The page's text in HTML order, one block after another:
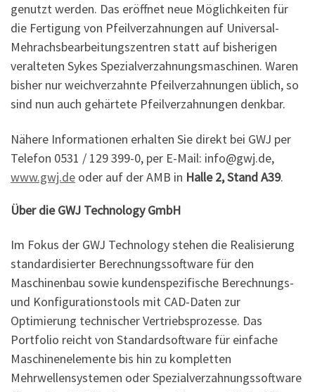
genutzt werden. Das eröffnet neue Möglichkeiten für
die Fertigung von Pfeilverzahnungen auf Universal-
Mehrachsbearbeitungszentren statt auf bisherigen
veralteten Sykes Spezialverzahnungsmaschinen. Waren
bisher nur weichverzahnte Pfeilverzahnungen üblich, so
sind nun auch gehärtete Pfeilverzahnungen denkbar.
Nähere Informationen erhalten Sie direkt bei GWJ per
Telefon 0531 / 129 399-0, per E-Mail: info@gwj.de,
www.gwj.de oder auf der AMB in Halle 2, Stand A39.
Über die GWJ Technology GmbH
Im Fokus der GWJ Technology stehen die Realisierung
standardisierter Berechnungssoftware für den
Maschinenbau sowie kundenspezifische Berechnungs-
und Konfigurationstools mit CAD-Daten zur
Optimierung technischer Vertriebsprozesse. Das
Portfolio reicht von Standardsoftware für einfache
Maschinenelemente bis hin zu kompletten
Mehrwellensystemen oder Spezialverzahnungssoftware